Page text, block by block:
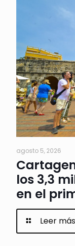
agosto 5, 2026
los 3,3
en el
Leer más